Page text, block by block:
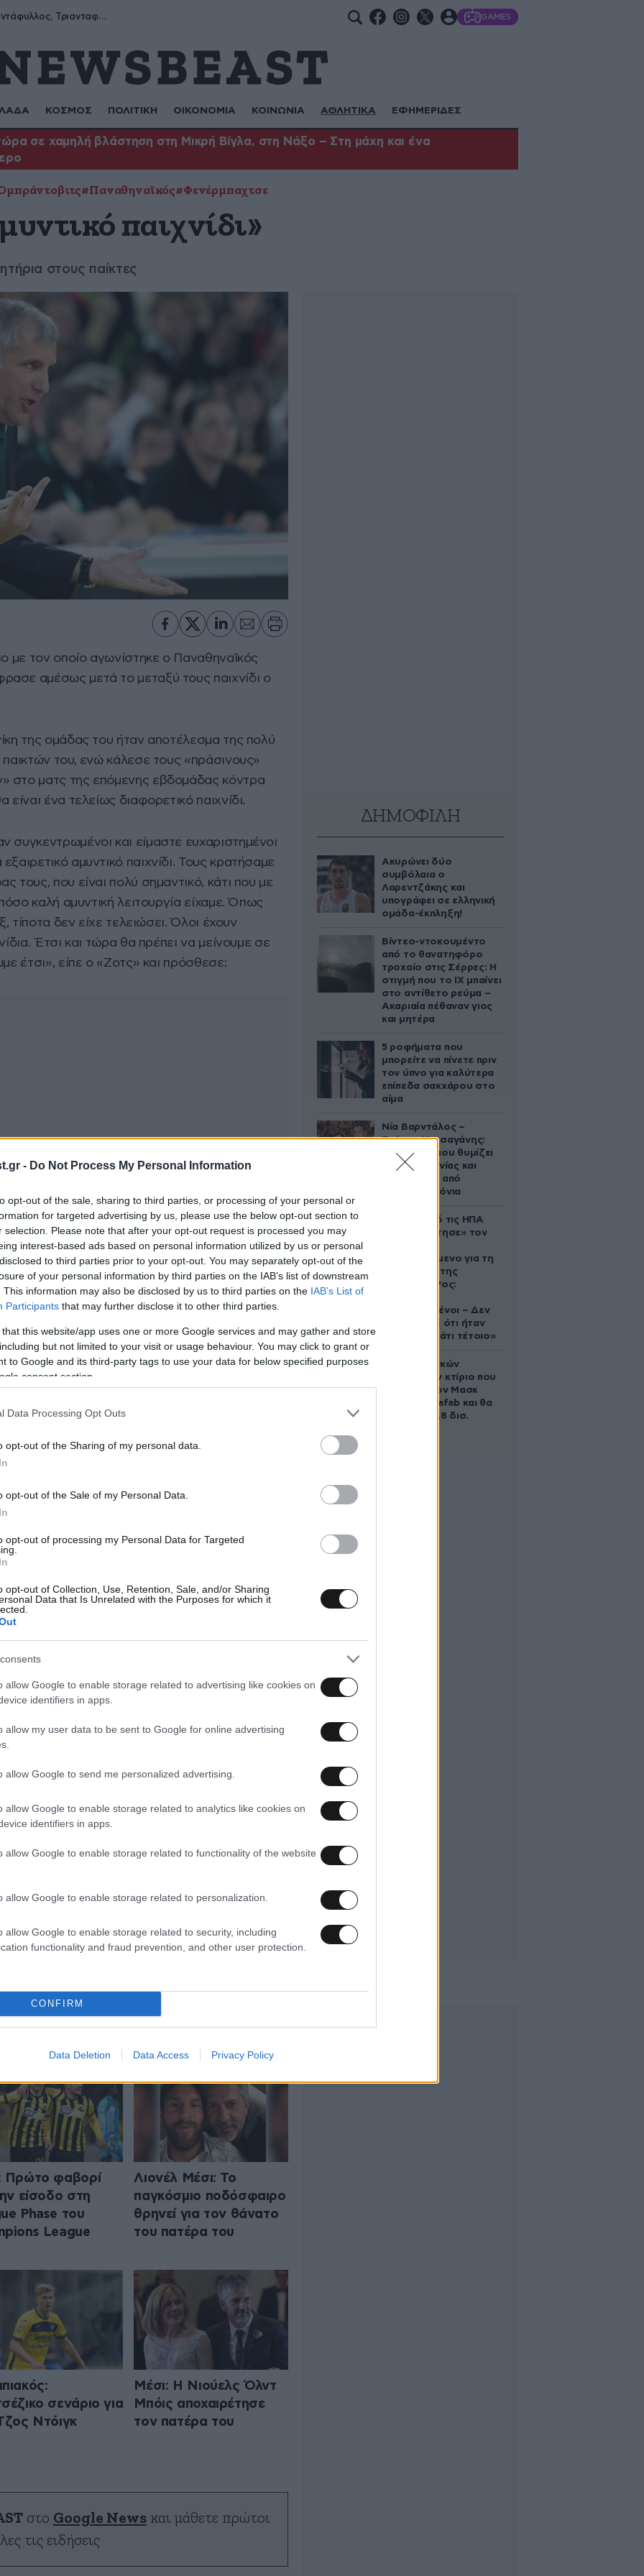
- Do Not Process My Personal Information
opt-out of the sale, sharing to third parties, or processing of your personal or
for targeted advertising by us, please use the below opt-out section to
selection. Please note that after your opt-out request is processed you may
interest-based ads based on personal information utilized by us or personal
to third parties prior to your opt-out. You may separately opt-out of the
of your personal information by third parties on the IAB’s list of downstream
This information may also be disclosed by us to third parties on the IAB’s List of
Participants that may further disclose it to other third parties.
that this website/app uses one or more Google services and may gather and store
but not limited to your visit or usage behaviour. You may click to grant or
to Google and its third-party tags to use your data for below specified purposes
consent section.
Data Processing Opt Outs
opt-out of the Sharing of my personal data.
opt-out of the Sale of my Personal Data.
opt-out of processing my Personal Data for Targeted
opt-out of Collection, Use, Retention, Sale, and/or Sharing
Data that Is Unrelated with the Purposes for which it
allow Google to enable storage related to advertising like cookies on
identifiers in apps.
allow my user data to be sent to Google for online advertising
allow Google to send me personalized advertising.
allow Google to enable storage related to analytics like cookies on
identifiers in apps.
allow Google to enable storage related to functionality of the website
allow Google to enable storage related to personalization.
allow Google to enable storage related to security, including
functionality and fraud prevention, and other user protection.
CONFIRM
Data Deletion Data Access Privacy Policy
Μύρων, Τριαντάφυλλος, Τριανταφυλλιά, Φυλλιώ, Ρόζα GAMES
ΚΟΣΜΟΣ ΠΟΛΙΤΙΚΗ ΟΙΚΟΝΟΜΙΑ ΚΟΙΝΩΝΙΑ ΑΘΛΗΤΙΚΑ ΕΦΗΜΕΡΙΔΕΣ
σε χαμηλή βλάστηση στη Μικρή Βίγλα, στη Νάξο – Στη μάχη και ένα
#Παναθηναϊκός#Φενέρμπαχτσε
παιχνίδι»
στους παίκτες
με τον οποίο αγωνίστηκε ο Παναθηναϊκός
αμέσως μετά το μεταξύ τους παιχνίδι ο
της ομάδας του ήταν αποτέλεσμα της πολύ
παικτών του, ενώ κάλεσε τους «πράσινους»
στο ματς της επόμενης εβδομάδας κόντρα
ένα τελείως διαφορετικό παιχνίδι.
συγκεντρωμένοι και είμαστε ευχαριστημένοι
αμυντικό παιχνίδι. Τους κρατήσαμε
τους, που είναι πολύ σημαντικό, κάτι που με
καλή αμυντική λειτουργία είχαμε. Όπως
τίποτα δεν είχε τελειώσει. Όλοι έχουν
Έτσι και τώρα θα πρέπει να μείνουμε σε
έτσι», είπε ο «Ζοτς» και πρόσθεσε:
την ατμόσφαιρα θέλω να πω ήταν εξαιρετική
όπως η Φενέρ αξίζει να έχει ένα τέτοιο
και σε αυτούς. Εμείς πρέπει να
την επόμενη εβδομάδα έχουμε δυο πολύ
παιχνίδι της ερχόμενης βδομάδας στο ΟΑΚΑ
να δώσουν βροντερό «παρών»: «Στους
είναι ο αγώνας με την Φενέρ. Να
να είναι εκεί να μας βοηθήσουν. Οι
Είναι ένα παιχνίδι που ξεκινάει από το
τελείως διαφορετικό ματς. Πρέπει να
και τους θέλουμε δίπλα μας γιατί αν έχουμε
ότι είχαμε και μετά την Ούνιξ. Είναι πολύ
και να πάρουμε ένα σημαντικό
ΔΗΜΟΦΙΛΗ
Ακυρώνει δύο
συμβόλαια ο
Λαρεντζάκης και
υπογράφει σε ελληνική
ομάδα-έκπληξη!
Βίντεο-ντοκουμέντο
από το θανατηφόρο
τροχαίο στις Σέρρες: Η
στιγμή που το ΙΧ μπαίνει
στο αντίθετο ρεύμα –
Ακαριαία πέθαναν γιος
και μητέρα
5 ροφήματα που
μπορείτε να πίνετε πριν
τον ύπνο για καλύτερα
επίπεδα σακχάρου στο
αίμα
Νία Βαρντάλος –
Σπύρος Κατσαγάνης:
Μια σχέση που θυμίζει
σενάριο ταινίας και
μετρά πάνω από
τέσσερα χρόνια
Ζευγάρι από τις ΗΠΑ
που «υιοθέτησε» τον
κατηγορούμενο για τη
δολοφονία της
Ελίζαμπεθ Ρος:
συντετριμμένοι – Δεν
έδειξε ποτέ ότι ήταν
ικανός για κάτι τέτοιο»
Το φαραωνικών
διαστάσεων κτίριο που
χτίζει ο Έλον Μασκ
λέγεται Terafab και θα
κοστίσει 16,8 δισ.
ΑΘΛΗΤΙΚΑ
Πρώτο φαβορί
είσοδο στη
Phase του
League
Λιονέλ Μέσι: Το
παγκόσμιο ποδόσφαιρο
θρηνεί για τον θάνατο
του πατέρα του
σενάριο για
Ντόιγκ
Μέσι: Η Νιούελς Όλντ
Μπόις αποχαιρέτησε
τον πατέρα του
στο Google Newsκαι μάθετε πρώτοι
τις ειδήσεις